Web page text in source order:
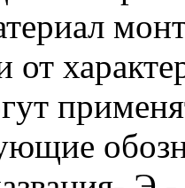
от